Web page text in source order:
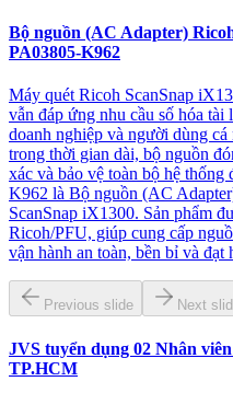
Bộ nguồn (AC Adapter)
PA03805-K962
Máy quét Ricoh ScanSnap
vẫn đáp ứng nhu cầu số hóa
doanh nghiệp và người dùng
trong thời gian dài, bộ nguồn
xác và bảo vệ toàn bộ hệ
K962 là Bộ nguồn (AC
ScanSnap iX1300. Sản phẩm
Ricoh/PFU, giúp cung cấp
vận hành an toàn, bền bỉ và đạt
Previous slide Next
JVS tuyển dụng 02 Nhân
TP.HCM